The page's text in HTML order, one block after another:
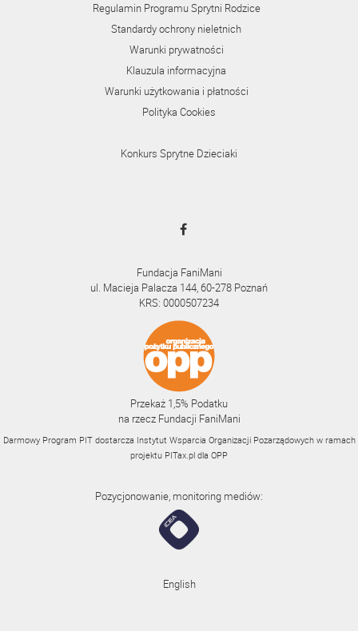
Regulamin Programu Sprytni Rodzice
Standardy ochrony nieletnich
Warunki prywatności
Klauzula informacyjna
Warunki użytkowania i płatności
Polityka Cookies
Konkurs Sprytne Dzieciaki
Fundacja FaniMani
ul. Macieja Palacza 144, 60-278 Poznań
KRS: 0000507234
Przekaż 1,5% Podatku
na rzecz Fundacji FaniMani
Darmowy Program PIT dostarcza Instytut Wsparcia Organizacji Pozarządowych w ramach
projektu PITax.pl dla OPP
Pozycjonowanie, monitoring mediów:
English